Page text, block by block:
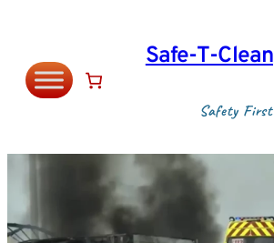
contenu
Safe‑T‑Clean
Safety First